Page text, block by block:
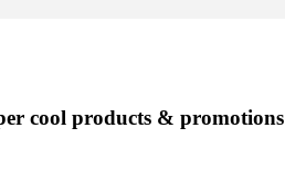
cool products & promotions